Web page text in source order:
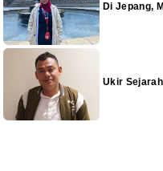
Di Jepang,
Ukir